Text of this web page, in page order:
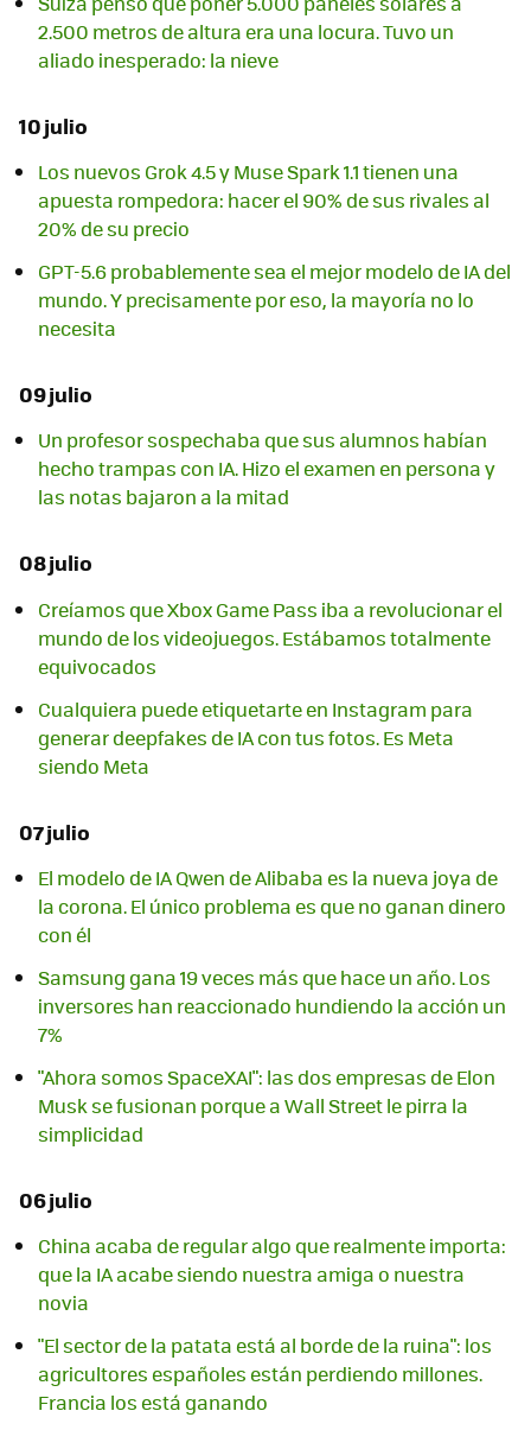
2.500 metros de altura era una locura. Tuvo un
aliado inesperado: la nieve
10 julio
Los nuevos Grok 4.5 y Muse Spark 1.1 tienen una
apuesta rompedora: hacer el 90% de sus rivales al
20% de su precio
GPT-5.6 probablemente sea el mejor modelo de IA del
mundo. Y precisamente por eso, la mayoría no lo
necesita
09 julio
Un profesor sospechaba que sus alumnos habían
hecho trampas con IA. Hizo el examen en persona y
las notas bajaron a la mitad
08 julio
Creíamos que Xbox Game Pass iba a revolucionar el
mundo de los videojuegos. Estábamos totalmente
equivocados
Cualquiera puede etiquetarte en Instagram para
generar deepfakes de IA con tus fotos. Es Meta
siendo Meta
07 julio
El modelo de IA Qwen de Alibaba es la nueva joya de
la corona. El único problema es que no ganan dinero
con él
Samsung gana 19 veces más que hace un año. Los
inversores han reaccionado hundiendo la acción un
7%
"Ahora somos SpaceXAI": las dos empresas de Elon
Musk se fusionan porque a Wall Street le pirra la
simplicidad
06 julio
China acaba de regular algo que realmente importa:
que la IA acabe siendo nuestra amiga o nuestra
novia
"El sector de la patata está al borde de la ruina": los
agricultores españoles están perdiendo millones.
Francia los está ganando